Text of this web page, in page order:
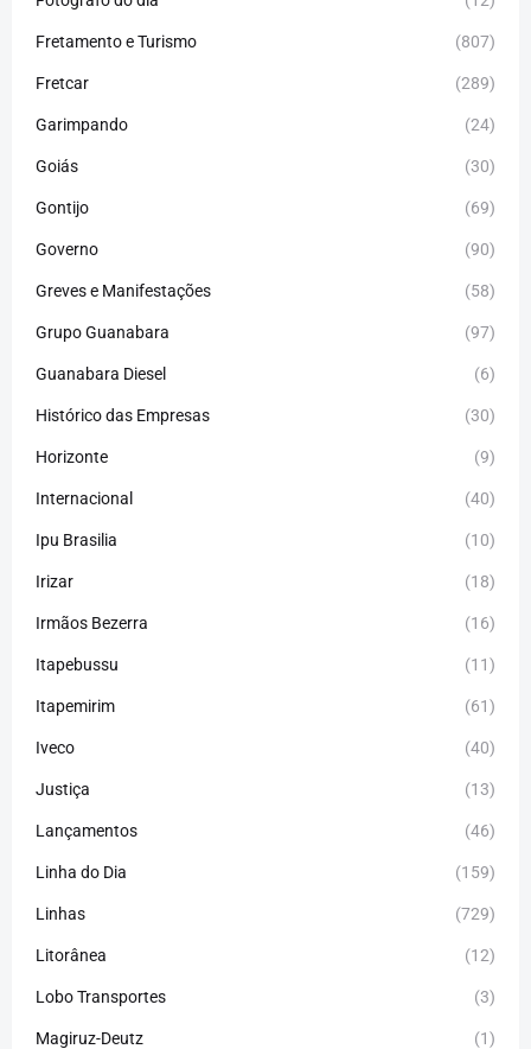
Fretamento e Turismo (807)
Fretcar (289)
Garimpando (24)
Goiás (30)
Gontijo (69)
Governo (90)
Greves e Manifestações (58)
Grupo Guanabara (97)
Guanabara Diesel (6)
Histórico das Empresas (30)
Horizonte (9)
Internacional (40)
Ipu Brasilia (10)
Irizar (18)
Irmãos Bezerra (16)
Itapebussu (11)
Itapemirim (61)
Iveco (40)
Justiça (13)
Lançamentos (46)
Linha do Dia (159)
Linhas (729)
Litorânea (12)
Lobo Transportes (3)
Magiruz-Deutz (1)